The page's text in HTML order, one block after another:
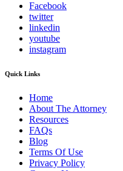
Facebook
twitter
linkedin
youtube
instagram
Quick Links
Home
About The Attorney
Resources
FAQs
Blog
Terms Of Use
Privacy Policy